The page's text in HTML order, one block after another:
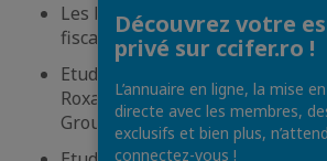
Les bénéfices salariales,
fiscal - Mitel SPATARU, Tax
Etude de cas: BRD Groupe
Roxana TRONARU, Manager
Groupe Société Générale
Découvrez votre
privé sur ccifer.ro !
L’annuaire en ligne, la mise
directe avec les membres,
exclusifs et bien plus,
connectez-vous !